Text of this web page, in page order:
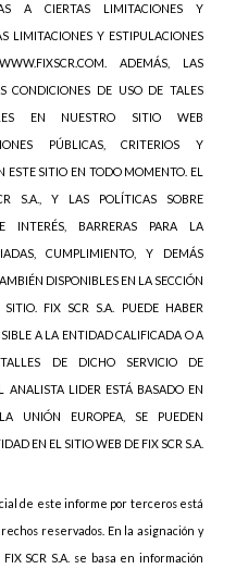
A CIERTAS LIMITACIONES Y
LIMITACIONES Y ESTIPULACIONES
ADEMÁS, LAS
CONDICIONES DE USO DE TALES
EN NUESTRO SITIO WEB
PÚBLICAS, CRITERIOS Y
ESTE SITIO EN TODO MOMENTO. EL
S.A., Y LAS POLÍTICAS SOBRE
INTERÉS, BARRERAS PARA LA
CUMPLIMIENTO, Y DEMÁS
DISPONIBLES EN LA SECCIÓN
FIX SCR S.A. PUEDE HABER
A LA ENTIDAD CALIFICADA O A
DE DICHO SERVICIO DE
ANALISTA LIDER ESTÁ BASADO EN
UNIÓN EUROPEA, SE PUEDEN
EN EL SITIO WEB DE FIX SCR S.A.
de este informe por terceros está
reservados. En la asignación y
SCR S.A. se basa en información